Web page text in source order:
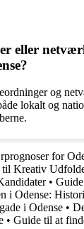
eller
og
lokalt og
for
Kreativ
•
i Odense:
i Odense •
• Guide til at